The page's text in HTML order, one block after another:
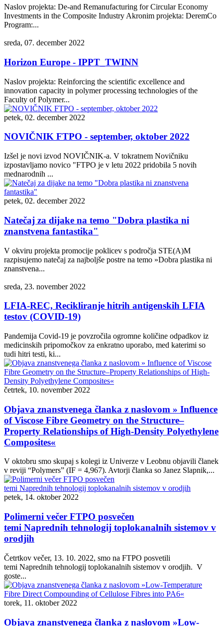
Naslov projekta: De-and Remanufacturing for Circular Economy
Investments in the Composite Industry Akronim projekta: DeremCo
Program:...
sreda, 07. december 2022
Horizon Europe - IPPT_TWINN
Naslov projekta: Reinforcing the scientific excellence and
innovation capacity in polymer processing technologies of the
Faculty of Polymer...
petek, 02. december 2022
NOVIČNIK FTPO - september, oktober 2022
Izšel je novi izvod NOVIČNIK-a. V tokratnem Novičniku
izpostavljamo novico "FTPO je v letu 2022 pridobila 5 novih
mednarodnih ...
petek, 02. december 2022
Natečaj za dijake na temo "Dobra plastika ni
znanstvena fantastika"
V okviru projekta promocije poklicev s področja STE(A)M
razpisujemo natečaj za najboljše postre na temo »Dobra plastika ni
znanstvena...
sreda, 23. november 2022
LFIA-REC, Recikliranje hitrih antigenskih LFIA
testov (COVID-19)
Pandemija Covid-19 je povzročila ogromne količine odpadkov iz
medicinskih pripomočkov za enkratno uporabo, med katerimi so
tudi hitri testi, ki...
četrtek, 10. november 2022
Objava znanstvenega članka z naslovom » Influence
of Viscose Fibre Geometry on the Structure–
Property Relationships of High-Density Polyethylene
Composites«
V oktobru smo skupaj s kolegi iz Univerze v Leobnu objavili članek
v reviji “Polymers” (IF = 4,967). Avtorji članka so Janez Slapnik,...
petek, 14. oktober 2022
Polimerni večer FTPO posvečen
temi Naprednih tehnologij toplokanalnih sistemov v
orodjih
Četrtkov večer, 13. 10. 2022, smo na FTPO posvetili
temi Naprednih tehnologij toplokanalnih sistemov v orodjih. V
goste...
torek, 11. oktober 2022
Objava znanstvenega članka z naslovom »Low-